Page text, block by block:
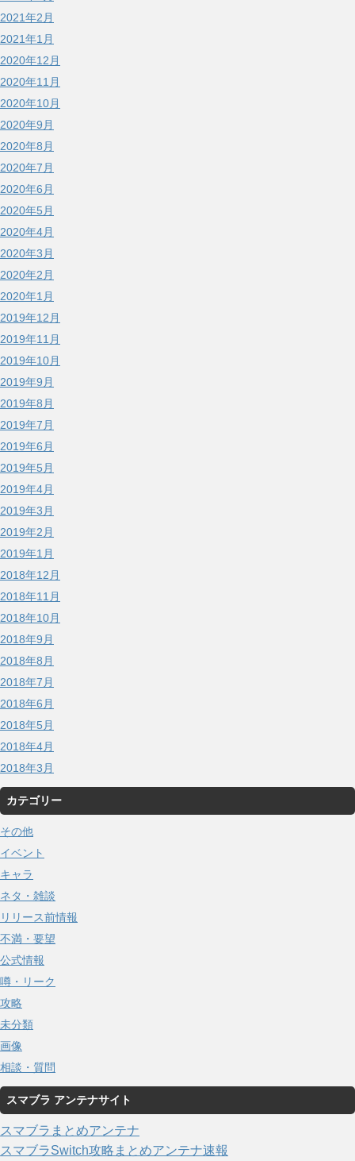
2021年2月
2021年1月
2020年12月
2020年11月
2020年10月
2020年9月
2020年8月
2020年7月
2020年6月
2020年5月
2020年4月
2020年3月
2020年2月
2020年1月
2019年12月
2019年11月
2019年10月
2019年9月
2019年8月
2019年7月
2019年6月
2019年5月
2019年4月
2019年3月
2019年2月
2019年1月
2018年12月
2018年11月
2018年10月
2018年9月
2018年8月
2018年7月
2018年6月
2018年5月
2018年4月
2018年3月
カテゴリー
その他
イベント
キャラ
ネタ・雑談
リリース前情報
不満・要望
公式情報
噂・リーク
攻略
未分類
画像
相談・質問
スマブラ アンテナサイト
スマブラまとめアンテナ
スマブラSwitch攻略まとめアンテナ速報